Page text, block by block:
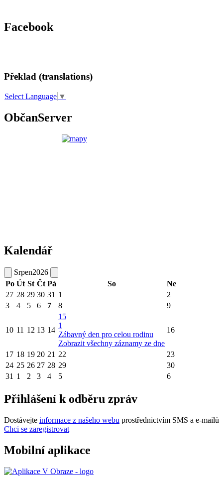
Facebook
Překlad (translations)
Select Language ▼
ObčanServer
Kalendář
Srpen2026
Po Út St Čt Pá So
Ne
27 28 29 30 31 1
2
3
4 5 6 7 8 9
10 11 12 13 14
15
1
Zábavný den pro celou rodinu
Zobrazit všechny záznamy ze dne
16
17 18 19 20 21 22
23
24 25 26 27 28 29
30
31 1 2 3 4 5 6
Přihlášení k odběru zpráv
Dostávejte informace z našeho webu prostřednictvím SMS a e-mailů
Chci se zaregistrovat
Mobilní aplikace